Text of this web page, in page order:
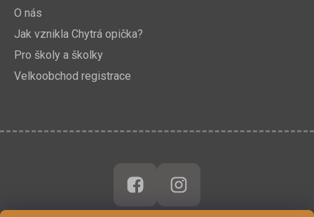
O nás
Jak vznikla Chytrá opička?
Pro školy a školky
Velkoobchod registrace